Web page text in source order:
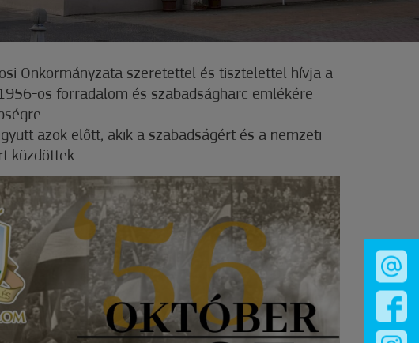
Önkormányzata szeretettel és tisztelettel hívja a
os forradalom és szabadságharc emlékére
azok előtt, akik a szabadságért és a nemzeti
küzdöttek.